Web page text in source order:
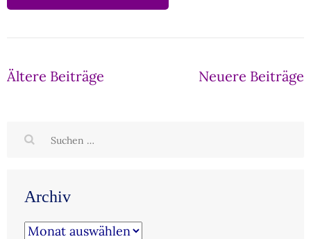
Beitragsnavigation
Ältere Beiträge Neuere Beiträge
Suchen
Archiv
Archiv